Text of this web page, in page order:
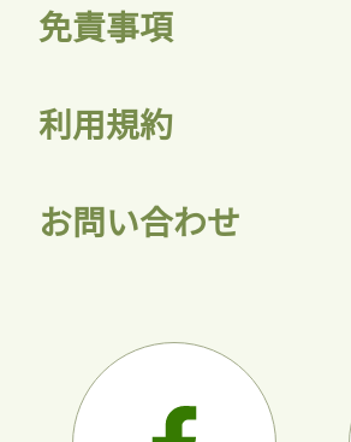
免責事項
利用規約
お問い合わせ